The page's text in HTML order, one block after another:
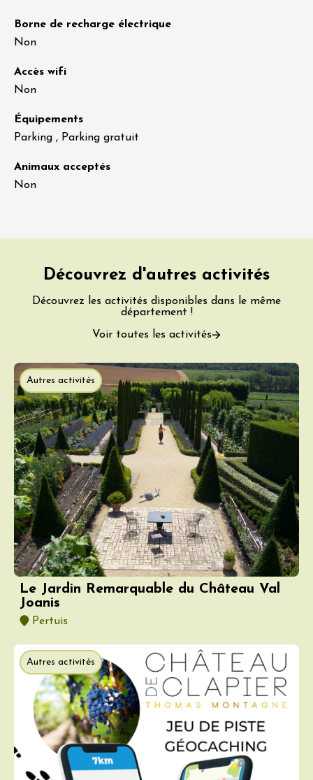
Borne de recharge électrique
Non
Accès wifi
Non
Équipements
Parking , Parking gratuit
Animaux acceptés
Non
Découvrez d'autres activités
Découvrez les activités disponibles dans le même
département !
Voir toutes les activités
Autres activités
Le Jardin Remarquable du Château Val
Joanis
Pertuis
Autres activités